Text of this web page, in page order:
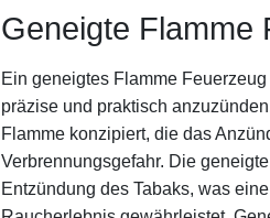
Geneigte Flamme
Ein geneigtes Flamme
präzise und praktisch
Flamme konzipiert, die das
Verbrennungsgefahr. Die
Entzündung des Tabaks, was